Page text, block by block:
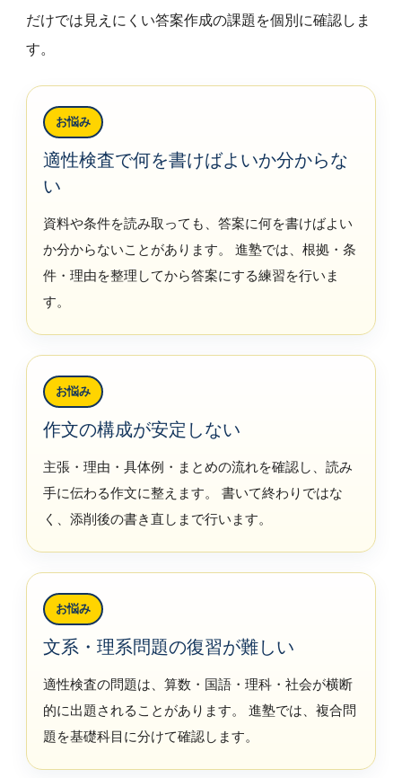
だけでは見えにくい答案作成の課題を個別に確認しま
す。
お悩み
適性検査で何を書けばよいか分からな
い
資料や条件を読み取っても、答案に何を書けばよい
か分からないことがあります。 進塾では、根拠・条
件・理由を整理してから答案にする練習を行いま
す。
お悩み
作文の構成が安定しない
主張・理由・具体例・まとめの流れを確認し、読み
手に伝わる作文に整えます。 書いて終わりではな
く、添削後の書き直しまで行います。
お悩み
文系・理系問題の復習が難しい
適性検査の問題は、算数・国語・理科・社会が横断
的に出題されることがあります。 進塾では、複合問
題を基礎科目に分けて確認します。